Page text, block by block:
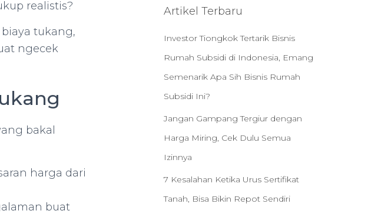
realistis?
tukang,
ngecek
bakal
harga dari
buat
Artikel Terbaru
Investor Tiongkok Tertarik Bisnis
Rumah Subsidi di Indonesia, Emang
Semenarik Apa Sih Bisnis Rumah
Subsidi Ini?
Jangan Gampang Tergiur dengan
Harga Miring, Cek Dulu Semua
Izinnya
7 Kesalahan Ketika Urus Sertifikat
Tanah, Bisa Bikin Repot Sendiri